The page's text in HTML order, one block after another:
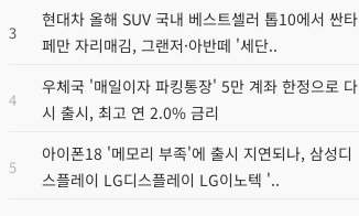
3
현대차 올해 SUV 국내 베스트셀러 톱10에서 싼타
페만 자리매김, 그랜저·아반떼 '세단..
4
우체국 '매일이자 파킹통장' 5만 계좌 한정으로 다
시 출시, 최고 연 2.0% 금리
5
아이폰18 '메모리 부족'에 출시 지연되나, 삼성디
스플레이 LG디스플레이 LG이노텍 '..